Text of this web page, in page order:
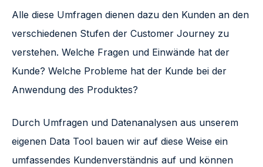
Alle diese Umfragen dienen dazu den Kunden an den
verschiedenen Stufen der Customer Journey zu
verstehen. Welche Fragen und Einwände hat der
Kunde? Welche Probleme hat der Kunde bei der
Anwendung des Produktes?
Durch Umfragen und Datenanalysen aus unserem
eigenen Data Tool bauen wir auf diese Weise ein
umfassendes Kundenverständnis auf und können